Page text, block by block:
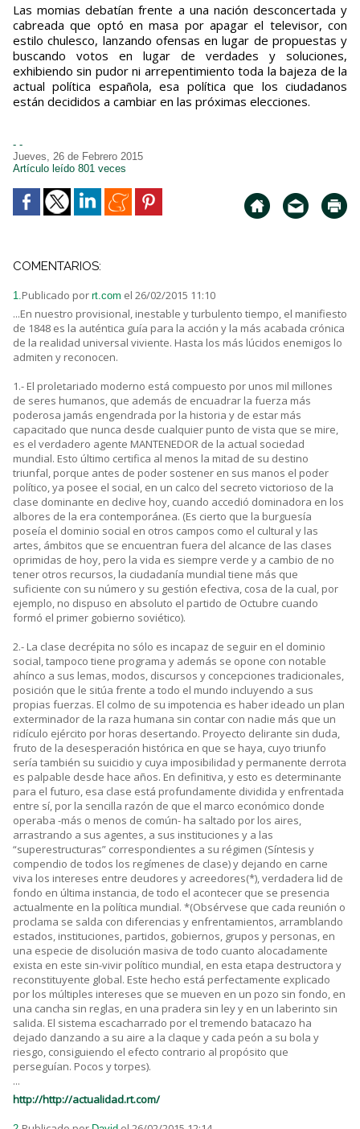
Las momias debatían frente a una nación desconcertada y
cabreada que optó en masa por apagar el televisor, con
estilo chulesco, lanzando ofensas en lugar de propuestas y
buscando votos en lugar de verdades y soluciones,
exhibiendo sin pudor ni arrepentimiento toda la bajeza de la
actual política española, esa política que los ciudadanos
están decididos a cambiar en las próximas elecciones.
- -
Jueves, 26 de Febrero 2015
Artículo leído 801 veces
COMENTARIOS:
1. Publicado por rt.com el 26/02/2015 11:10
...En nuestro provisional, inestable y turbulento tiempo, el manifiesto
de 1848 es la auténtica guía para la acción y la más acabada crónica
de la realidad universal viviente. Hasta los más lúcidos enemigos lo
admiten y reconocen.
1.- El proletariado moderno está compuesto por unos mil millones
de seres humanos, que además de encuadrar la fuerza más
poderosa jamás engendrada por la historia y de estar más
capacitado que nunca desde cualquier punto de vista que se mire,
es el verdadero agente MANTENEDOR de la actual sociedad
mundial. Esto último certifica al menos la mitad de su destino
triunfal, porque antes de poder sostener en sus manos el poder
político, ya posee el social, en un calco del secreto victorioso de la
clase dominante en declive hoy, cuando accedió dominadora en los
albores de la era contemporánea. (Es cierto que la burguesía
poseía el dominio social en otros campos como el cultural y las
artes, ámbitos que se encuentran fuera del alcance de las clases
oprimidas de hoy, pero la vida es siempre verde y a cambio de no
tener otros recursos, la ciudadanía mundial tiene más que
suficiente con su número y su gestión efectiva, cosa de la cual, por
ejemplo, no dispuso en absoluto el partido de Octubre cuando
formó el primer gobierno soviético).
2.- La clase decrépita no sólo es incapaz de seguir en el dominio
social, tampoco tiene programa y además se opone con notable
ahínco a sus lemas, modos, discursos y concepciones tradicionales,
posición que le sitúa frente a todo el mundo incluyendo a sus
propias fuerzas. El colmo de su impotencia es haber ideado un plan
exterminador de la raza humana sin contar con nadie más que un
ridículo ejército por horas desertando. Proyecto delirante sin duda,
fruto de la desesperación histórica en que se haya, cuyo triunfo
sería también su suicidio y cuya imposibilidad y permanente derrota
es palpable desde hace años. En definitiva, y esto es determinante
para el futuro, esa clase está profundamente dividida y enfrentada
entre sí, por la sencilla razón de que el marco económico donde
operaba -más o menos de común- ha saltado por los aires,
arrastrando a sus agentes, a sus instituciones y a las
“superestructuras” correspondientes a su régimen (Síntesis y
compendio de todos los regímenes de clase) y dejando en carne
viva los intereses entre deudores y acreedores(*), verdadera lid de
fondo en última instancia, de todo el acontecer que se presencia
actualmente en la política mundial. *(Obsérvese que cada reunión o
proclama se salda con diferencias y enfrentamientos, arramblando
estados, instituciones, partidos, gobiernos, grupos y personas, en
una especie de disolución masiva de todo cuanto alocadamente
exista en este sin-vivir político mundial, en esta etapa destructora y
reconstituyente global. Este hecho está perfectamente explicado
por los múltiples intereses que se mueven en un pozo sin fondo, en
una cancha sin reglas, en una pradera sin ley y en un laberinto sin
salida. El sistema escacharrado por el tremendo batacazo ha
dejado danzando a su aire a la claque y cada peón a su bola y
riesgo, consiguiendo el efecto contrario al propósito que
perseguían. Pocos y torpes).
...
http://http://actualidad.rt.com/